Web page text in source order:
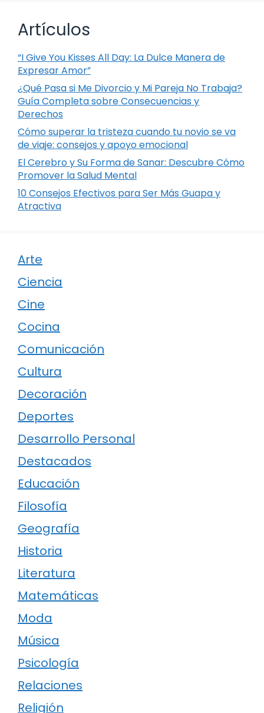
Artículos
“I Give You Kisses All Day: La Dulce Manera de
Expresar Amor”
¿Qué Pasa si Me Divorcio y Mi Pareja No Trabaja?
Guía Completa sobre Consecuencias y
Derechos
Cómo superar la tristeza cuando tu novio se va
de viaje: consejos y apoyo emocional
El Cerebro y Su Forma de Sanar: Descubre Cómo
Promover la Salud Mental
10 Consejos Efectivos para Ser Más Guapa y
Atractiva
Arte
Ciencia
Cine
Cocina
Comunicación
Cultura
Decoración
Deportes
Desarrollo Personal
Destacados
Educación
Filosofía
Geografía
Historia
Literatura
Matemáticas
Moda
Música
Psicología
Relaciones
Religión